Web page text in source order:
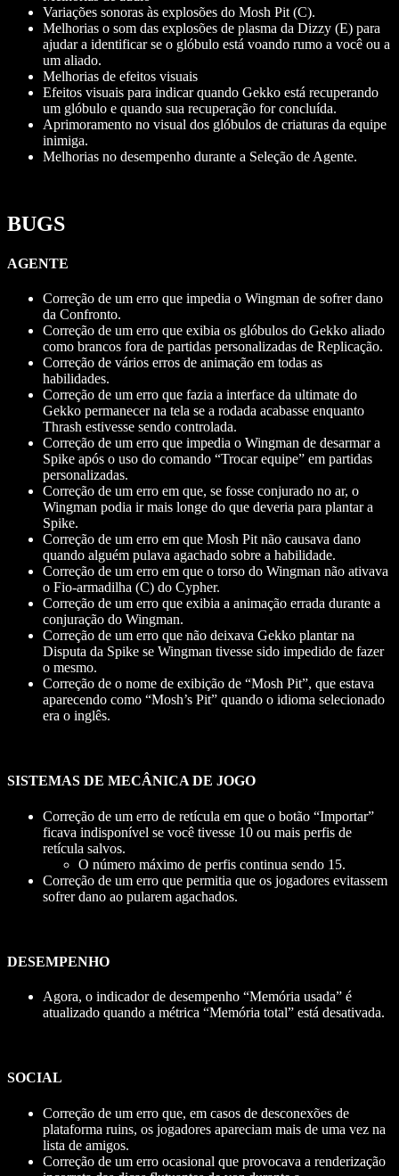
Variações sonoras às explosões do Mosh Pit (C).
Melhorias o som das explosões de plasma da Dizzy (E) para
ajudar a identificar se o glóbulo está voando rumo a você ou a
um aliado.
Melhorias de efeitos visuais
Efeitos visuais para indicar quando Gekko está recuperando
um glóbulo e quando sua recuperação for concluída.
Aprimoramento no visual dos glóbulos de criaturas da equipe
inimiga.
Melhorias no desempenho durante a Seleção de Agente.
BUGS
AGENTE
Correção de um erro que impedia o Wingman de sofrer dano
da Confronto.
Correção de um erro que exibia os glóbulos do Gekko aliado
como brancos fora de partidas personalizadas de Replicação.
Correção de vários erros de animação em todas as
habilidades.
Correção de um erro que fazia a interface da ultimate do
Gekko permanecer na tela se a rodada acabasse enquanto
Thrash estivesse sendo controlada.
Correção de um erro que impedia o Wingman de desarmar a
Spike após o uso do comando “Trocar equipe” em partidas
personalizadas.
Correção de um erro em que, se fosse conjurado no ar, o
Wingman podia ir mais longe do que deveria para plantar a
Spike.
Correção de um erro em que Mosh Pit não causava dano
quando alguém pulava agachado sobre a habilidade.
Correção de um erro em que o torso do Wingman não ativava
o Fio-armadilha (C) do Cypher.
Correção de um erro que exibia a animação errada durante a
conjuração do Wingman.
Correção de um erro que não deixava Gekko plantar na
Disputa da Spike se Wingman tivesse sido impedido de fazer
o mesmo.
Correção de o nome de exibição de “Mosh Pit”, que estava
aparecendo como “Mosh’s Pit” quando o idioma selecionado
era o inglês.
SISTEMAS DE MECÂNICA DE JOGO
Correção de um erro de retícula em que o botão “Importar”
ficava indisponível se você tivesse 10 ou mais perfis de
retícula salvos.
O número máximo de perfis continua sendo 15.
Correção de um erro que permitia que os jogadores evitassem
sofrer dano ao pularem agachados.
DESEMPENHO
Agora, o indicador de desempenho “Memória usada” é
atualizado quando a métrica “Memória total” está desativada.
SOCIAL
Correção de um erro que, em casos de desconexões de
plataforma ruins, os jogadores apareciam mais de uma vez na
lista de amigos.
Correção de um erro ocasional que provocava a renderização